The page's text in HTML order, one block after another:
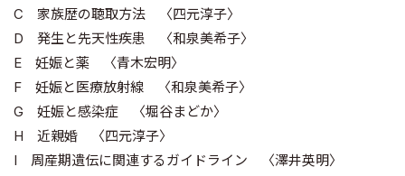
C 家族歴の聴取方法 〈四元淳子〉
D 発生と先天性疾患 〈和泉美希子〉
E 妊娠と薬 〈青木宏明〉
F 妊娠と医療放射線 〈和泉美希子〉
G 妊娠と感染症 〈堀谷まどか〉
H 近親婚 〈四元淳子〉
I 周産期遺伝に関連するガイドライン 〈澤井英明〉